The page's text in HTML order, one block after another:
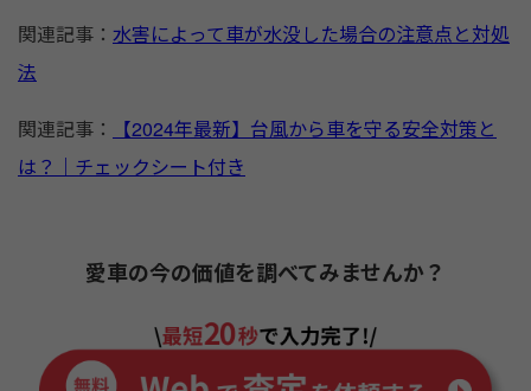
関連記事： 水害によって車が水没した場合の注意点と対処
法
関連記事：
【2024年最新】台風から車を守る安全対策と
は？｜チェックシート付き
愛車の今の価値を調べてみませんか？